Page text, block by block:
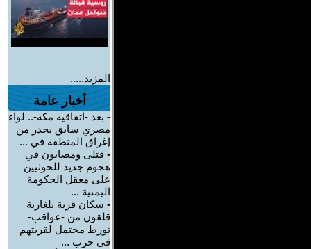
المزيد.....
أخبار عامة
- بعد -اتفاقية مكة-.. لواء
مصري سابق يحذر من
إغراق المنطقة في ...
- قتلى ومصابون في
هجوم جديد للحوثيين
على معقل الحكومة
اليمنية ...
- سكان قرية بلغارية
قلقون من -عواقب-
تورط محتمل لقريتهم
في حرب ...